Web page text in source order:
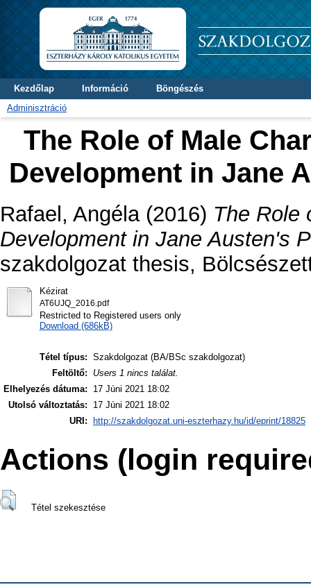
Kezdőlap Információ
Böngészés
Adminisztráció
The Role of Male
Development in Jane
Rafael, Angéla(2016) The Role
Development in Jane Austen's
szakdolgozat thesis,
Kézirat
AT6UJQ_2016.pdf
Restricted to Registered users only
Download (686kB)
Tétel típus: Szakdolgozat (BA/BSc szakdolgozat)
Feltöltő:
Users 1 nincs találat.
Elhelyezés dátuma:
17 Júni 2021 18:02
Utolsó változtatás:
17 Júni 2021 18:02
URI:
http://szakdolgozat.uni-eszterhazy.hu/id/eprint/18825
Actions (login
Tétel szekesztése